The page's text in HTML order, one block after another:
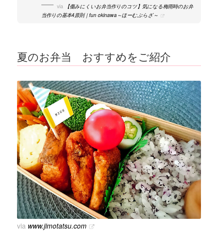
via 【傷みにくいお弁当作りのコツ】気になる梅雨時のお弁
当作りの基本4原則｜fun okinawa～ほーむぷらざ～
夏のお弁当 おすすめをご紹介
via www.jimotatsu.com